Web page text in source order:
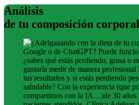
Análisis
de tu composición corporal